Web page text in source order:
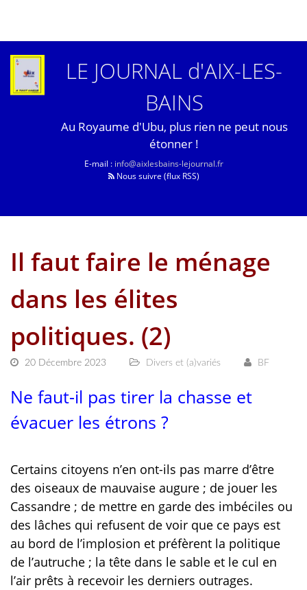
LE JOURNAL d'AIX-LES-
BAINS
Au Royaume d'Ubu, plus rien ne peut nous
étonner !
E-mail : info@aixlesbains-lejournal.fr
Nous suivre (flux RSS)
Il faut faire le ménage
dans les élites
politiques. (2)
20 Décembre 2023 Divers et (a)variés BF
Ne faut-il pas tirer la chasse et
évacuer les étrons ?
Certains citoyens n’en ont-ils pas marre d’être
des oiseaux de mauvaise augure ; de jouer les
Cassandre ; de mettre en garde des imbéciles ou
des lâches qui refusent de voir que ce pays est
au bord de l’implosion et préfèrent la politique
de l’autruche ; la tête dans le sable et le cul en
l’air prêts à recevoir les derniers outrages.